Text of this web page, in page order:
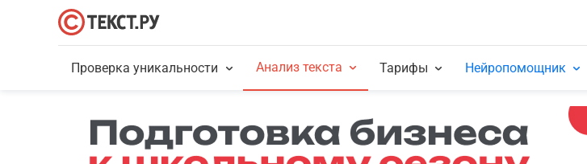
Проверка уникальности Анализ текста Тарифы Нейропомощник